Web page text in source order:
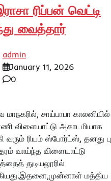
ரிப்பன் வெட்டி
வைத்தார்
admin
January 11, 2026
0
சாய்பாபா காலனியில்
விளையாட்டு அகாடமியாக
வரும் ரியம் ஸ்போர்ட்ஸ், தனது
வாய்ந்த விளையாட்டு
துடியலூரில்
மத்திய